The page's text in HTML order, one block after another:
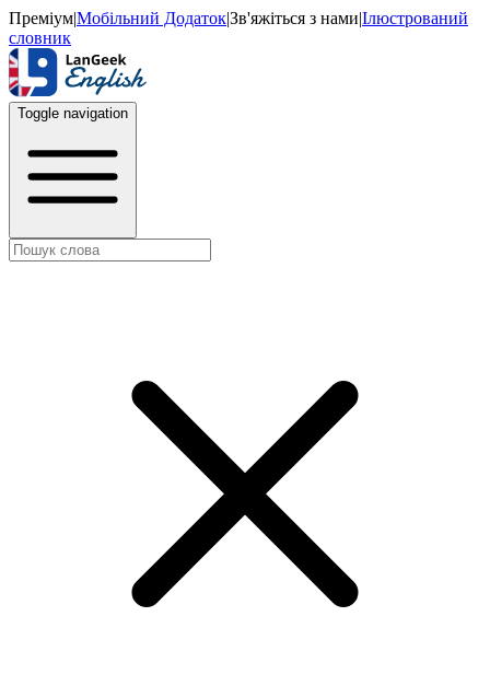
Преміум|Мобільний Додаток|Зв'яжіться з нами|Ілюстрований
словник
Toggle navigation